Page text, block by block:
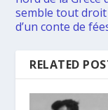
semble tout
d’un conte de
RELATED